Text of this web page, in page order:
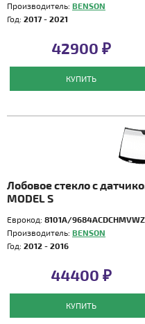
Производитель: BENSON
Год: 2017 - 2021
42900 ₽
КУПИТЬ
Лобовое стекло с
MODEL S
Еврокод: 8101A/9684ACDCHMVWZ
Производитель: BENSON
Год: 2012 - 2016
44400 ₽
КУПИТЬ